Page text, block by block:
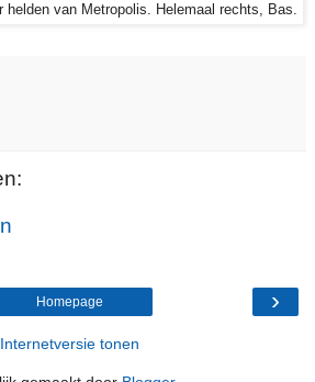
helden van Metropolis. Helemaal rechts, Bas.
›
Homepage
Internetversie tonen